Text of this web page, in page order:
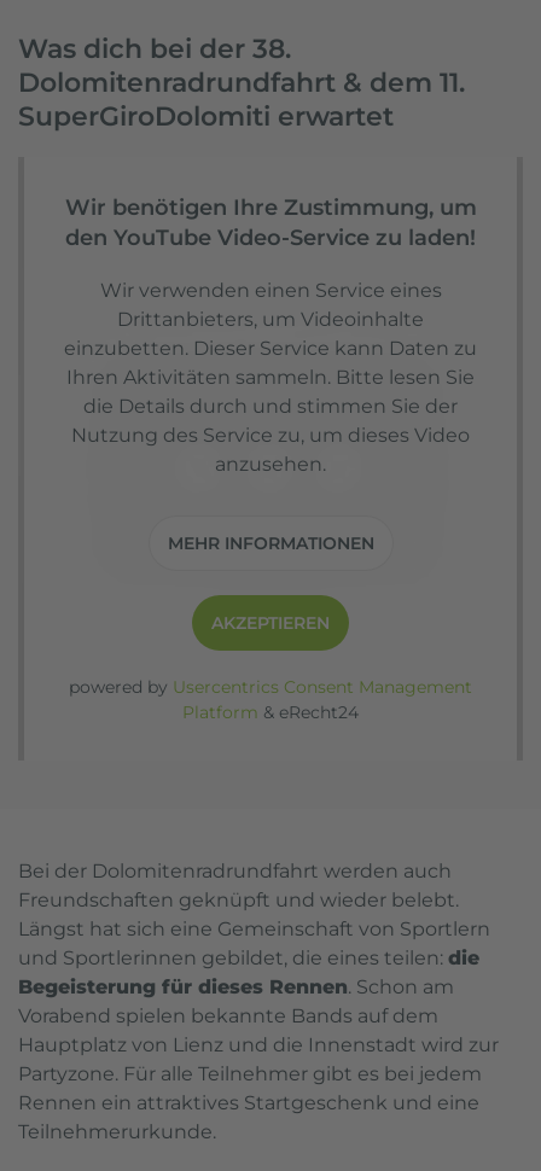
Was dich bei der 38.
Dolomitenradrundfahrt & dem 11.
SuperGiroDolomiti erwartet
Wir benötigen Ihre Zustimmung, um
den YouTube Video-Service zu laden!
Wir verwenden einen Service eines
Drittanbieters, um Videoinhalte
einzubetten. Dieser Service kann Daten zu
Ihren Aktivitäten sammeln. Bitte lesen Sie
die Details durch und stimmen Sie der
Nutzung des Service zu, um dieses Video
anzusehen.
MEHR INFORMATIONEN
AKZEPTIEREN
powered by Usercentrics Consent Management
Platform & eRecht24
Bei der Dolomitenradrundfahrt werden auch
Freundschaften geknüpft und wieder belebt.
Längst hat sich eine Gemeinschaft von Sportlern
und Sportlerinnen gebildet, die eines teilen: die
Begeisterung für dieses Rennen. Schon am
Vorabend spielen bekannte Bands auf dem
Hauptplatz von Lienz und die Innenstadt wird zur
Partyzone. Für alle Teilnehmer gibt es bei jedem
Rennen ein attraktives Startgeschenk und eine
Teilnehmerurkunde.